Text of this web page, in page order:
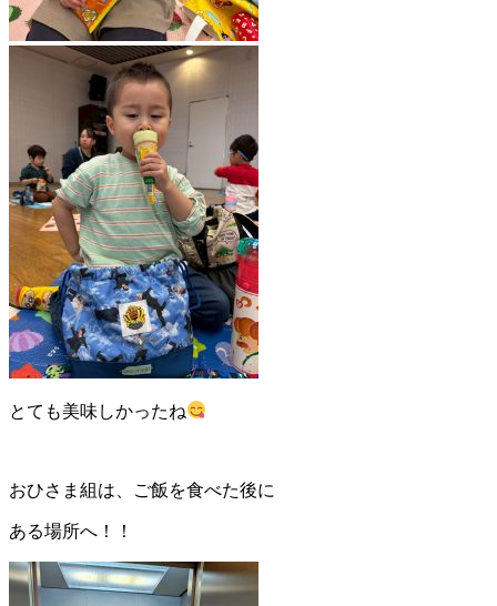
とても美味しかったね
おひさま組は、ご飯を食べた後に
ある場所へ！！